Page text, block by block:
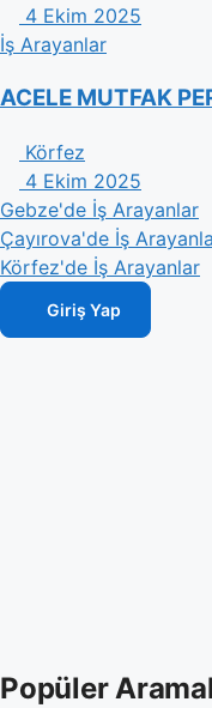
4 Ekim 2025
İş Arayanlar
ACELE MUTFAK
Körfez
4 Ekim 2025
Gebze'de İş Arayanlar
Çayırova'de İş
Körfez'de İş Arayanlar
Giriş Yap
Popüler